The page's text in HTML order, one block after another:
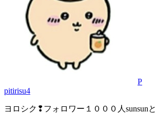
P
pitirisu4
ヨロシク❢フォロワー１０００人sunsun